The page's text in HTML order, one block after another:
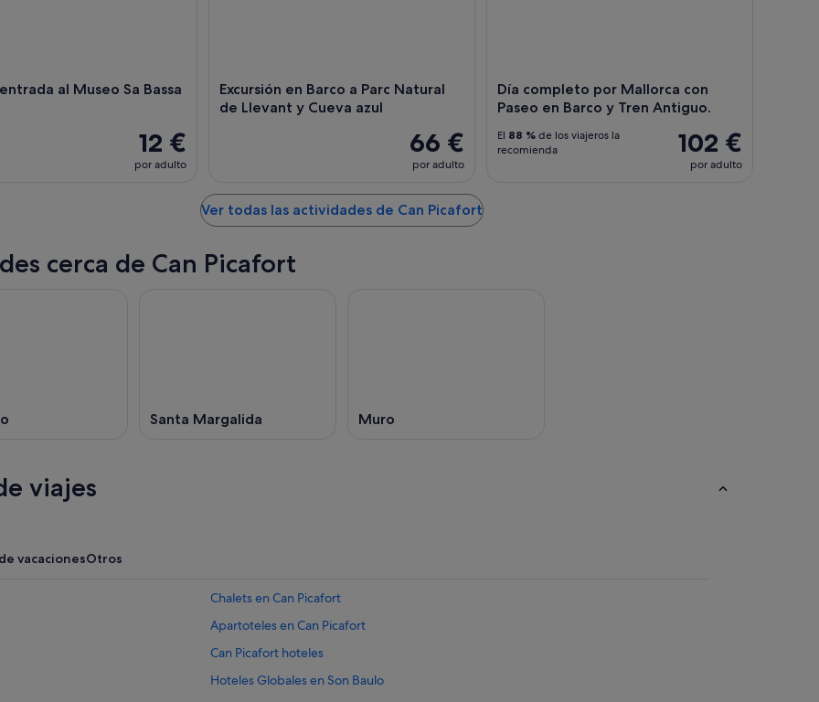
al Museo Sa Bassa
12 €
por adulto
Excursión en Barco a Parc Natural
de Llevant y Cueva azul
66 €
por adulto
Día completo por Mallorca con
Paseo en Barco y Tren Antiguo.
102 €
por adulto
El 88 % de los viajeros la
recomienda
Ver todas las actividades de Can Picafort
cerca de Can Picafort
Santa Margalida Muro
viajes
vacacionesOtros
Chalets en Can Picafort
Apartoteles en Can Picafort
Can Picafort hoteles
Hoteles Globales en Son Baulo